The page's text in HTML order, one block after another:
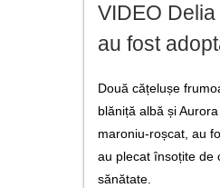
formulare tip
noutăți
galerie foto
utile
contact
VIDEO
au fost
Două cățelușe
blăniță albă și
maroniu-roșcat, au
au plecat însoțite de
sănătate.